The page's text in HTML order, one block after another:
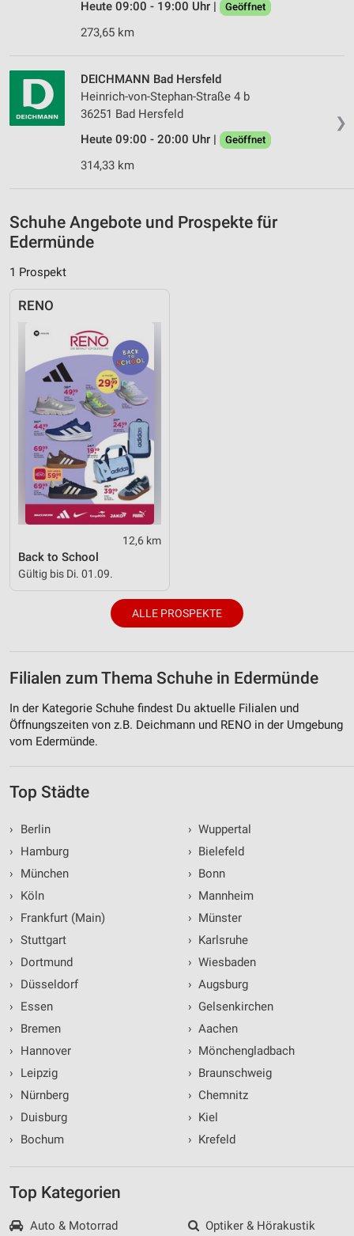
Heute 09:00 - 19:00 Uhr | Geöffnet
273,65 km
❯
DEICHMANN Bad Hersfeld
Heinrich-von-Stephan-Straße 4 b
36251 Bad Hersfeld
Heute 09:00 - 20:00 Uhr |
Geöffnet
314,33 km
Schuhe Angebote und Prospekte für
Edermünde
1 Prospekt
RENO
12,6 km
Back to School
Gültig bis Di. 01.09.
ALLE PROSPEKTE
Filialen zum Thema Schuhe in Edermünde
In der Kategorie Schuhe findest Du aktuelle Filialen und
Öffnungszeiten von z.B. Deichmann und RENO in der Umgebung
vom Edermünde.
Top Städte
›
Berlin
›
Hamburg
›
München
›
Köln
›
Frankfurt (Main)
› Stuttgart
›
Dortmund
›
Düsseldorf
›
Essen
›
Bremen
›
Hannover
›
Leipzig
›
Nürnberg
›
Duisburg
›
Bochum
› Wuppertal
› Bielefeld
› Bonn
› Mannheim
› Münster
› Karlsruhe
› Wiesbaden
› Augsburg
› Gelsenkirchen
› Aachen
› Mönchengladbach
› Braunschweig
› Chemnitz
› Kiel
› Krefeld
Top Kategorien
Auto & Motorrad
Optiker & Hörakustik
Nicht-IAB-Verarbeitungszwecke:
Notwendig
Performance